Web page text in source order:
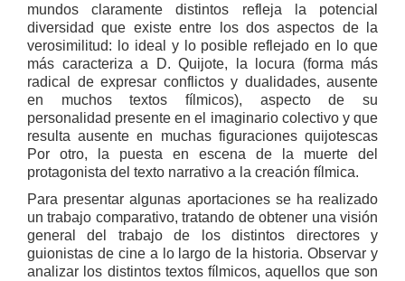
mundos claramente distintos refleja la potencial
diversidad que existe entre los dos aspectos de la
verosimilitud: lo ideal y lo posible reflejado en lo que
más caracteriza a D. Quijote, la locura (forma más
radical de expresar conflictos y dualidades, ausente
en muchos textos fílmicos), aspecto de su
personalidad presente en el imaginario colectivo y que
resulta ausente en muchas figuraciones quijotescas
Por otro, la puesta en escena de la muerte del
protagonista del texto narrativo a la creación fílmica.
Para presentar algunas aportaciones se ha realizado
un trabajo comparativo, tratando de obtener una visión
general del trabajo de los distintos directores y
guionistas de cine a lo largo de la historia. Observar y
analizar los distintos textos fílmicos, aquellos que son